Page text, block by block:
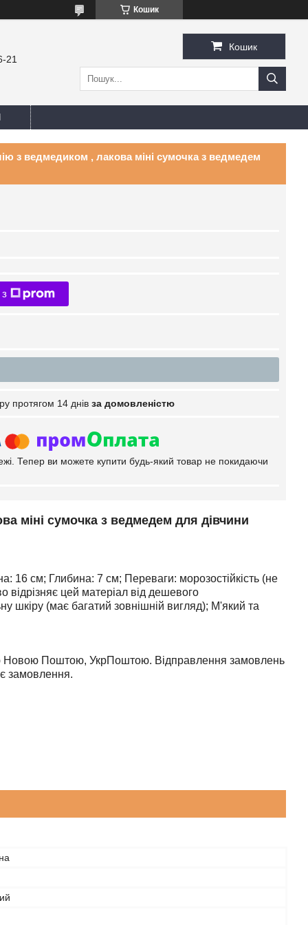
Кошик
21
Кошик
з ведмедиком , лакова міні сумочка з ведмедем
протягом 14 днів за домовленістю
Тепер ви можете купити будь-який товар не покидаючи
міні сумочка з ведмедем для дівчини
16 см; Глибина: 7 см; Переваги: морозостійкість (не
відрізняє цей матеріал від дешевого
шкіру (має багатий зовнішній вигляд); М'який та
Новою Поштою, УкрПоштою. Відправлення замовлень
замовлення.